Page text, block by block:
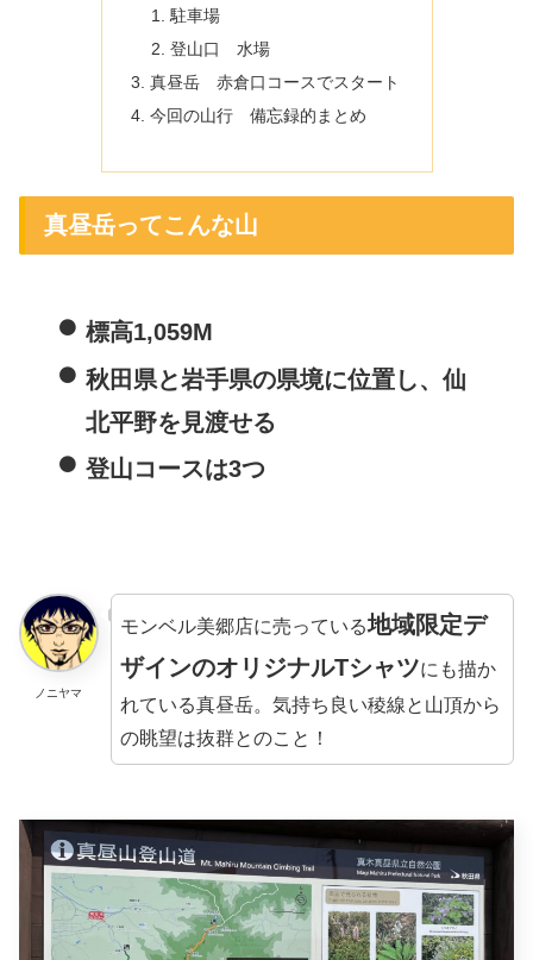
駐車場
登山口 水場
真昼岳 赤倉口コースでスタート
今回の山行 備忘録的まとめ
真昼岳ってこんな山
標高1,059M
秋田県と岩手県の県境に位置し、仙
北平野を見渡せる
登山コースは3つ
ノニヤマ
モンベル美郷店に売っている地域限定デ
ザインのオリジナルTシャツにも描か
れている真昼岳。気持ち良い稜線と山頂から
の眺望は抜群とのこと！